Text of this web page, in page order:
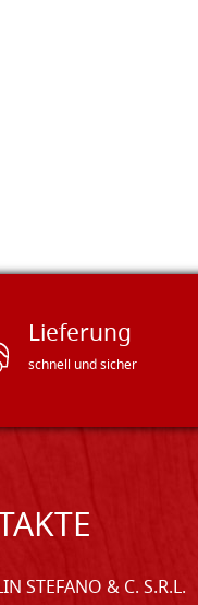
Lieferung
schnell und sicher
STEFANO & C. S.R.L.